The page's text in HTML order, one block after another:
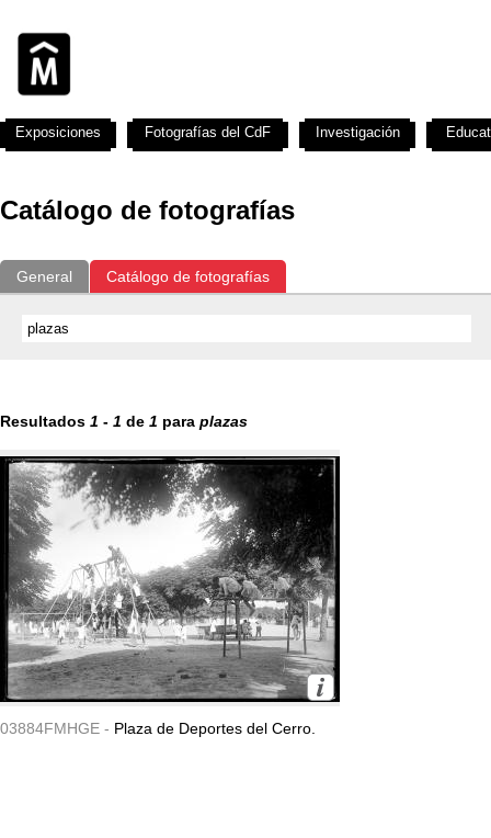
Catálogo de fotografías
General Catálogo de fotografías
Resultados 1 - 1 de 1 para plazas
03884FMHGE - Plaza de Deportes del Cerro.
Exposiciones Fotografías del CdF Investigación